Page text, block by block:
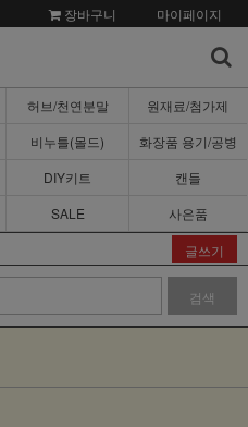
장바구니 마이페이지
허브/천연분말
원재료/첨가제
비누틀(몰드)
화장품 용기/공병
DIY키트
캔들
SALE 사은품
글쓰기
검색